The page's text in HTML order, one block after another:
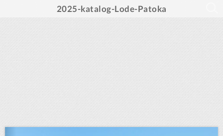
2025-katalog-Lode-Patoka